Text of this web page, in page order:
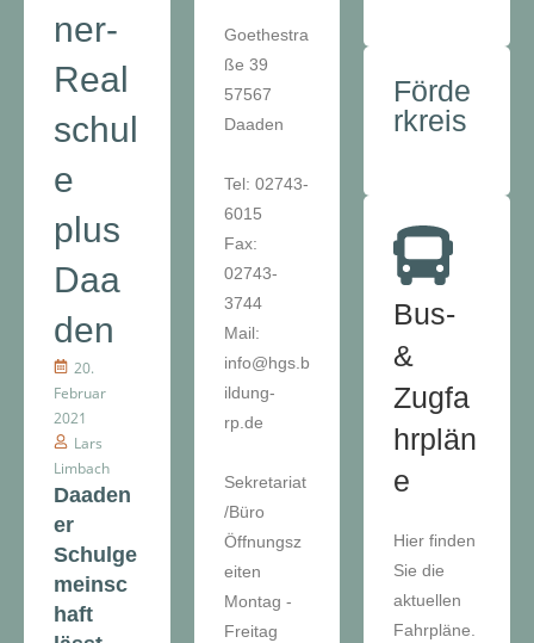
Goethestra
ße 39
57567
Daaden
Tel: 02743-
6015
Fax:
02743-
3744
Mail:
info@hgs.b
ildung-
rp.de
Sekretariat
/Büro
Öffnungsz
eiten
Montag -
Freitag
ner-
Real
schul
e
plus
Daa
den
20.
Februar
2021
Lars
Limbach
Daaden
er
Schulge
meinsc
haft
Förde
rkreis
Bus-
&
Zugfa
hrplän
e
Hier finden
Sie die
aktuellen
Fahrpläne.